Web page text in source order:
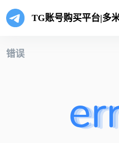
TG账号购买平台|多
错误